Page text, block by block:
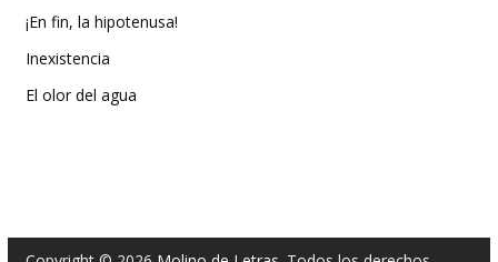
¡En fin, la hipotenusa!
Inexistencia
El olor del agua